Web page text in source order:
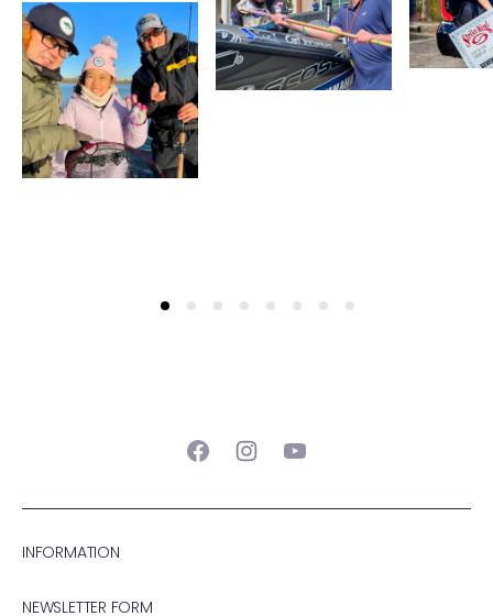
INFORMATION
NEWSLETTER FORM